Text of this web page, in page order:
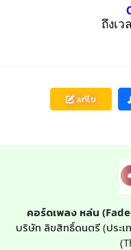
ถึงเว
แก้ไข
คอร์ดเพลง หล่น
บริษัท ลิขสิทธิ์ดนตรี (ประเ